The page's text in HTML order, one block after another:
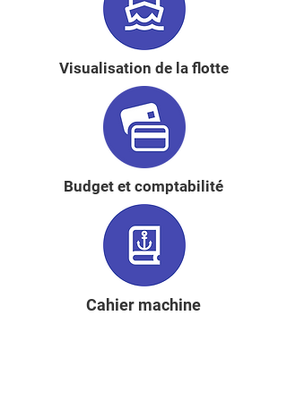
Visualisation de la flotte
Budget et comptabilité
Cahier machine